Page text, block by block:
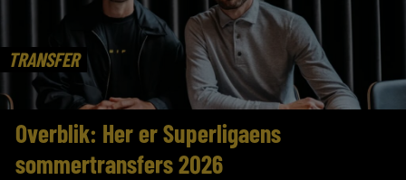
TRANSFER
Overblik: Her er Superligaens
sommertransfers 2026